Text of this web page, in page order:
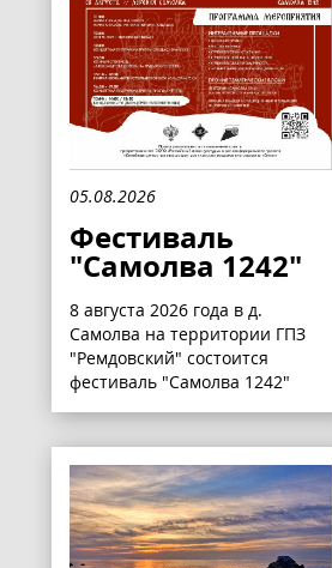
05.08.2026
Фестиваль
"Самолва 1242"
8 августа 2026 года в д.
Самолва на территории ГПЗ
"Ремдовский" состоится
фестиваль "Самолва 1242"